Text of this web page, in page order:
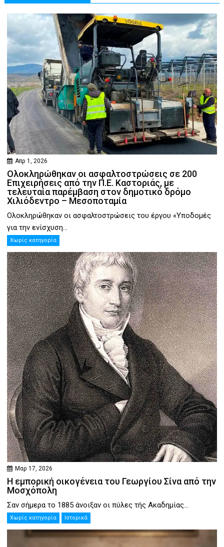
Απρ 1, 2026
Ολοκληρώθηκαν οι ασφαλτοστρώσεις σε 200
Επιχειρήσεις από την Π.Ε. Καστοριάς, με
τελευταία παρέμβαση στον δημοτικό δρόμο
Χιλιόδεντρο – Μεσοποταμία
Ολοκληρώθηκαν οι ασφαλτοστρώσεις του έργου «Υποδομές
για την ενίσχυση...
Χωρίς κατηγορία
Μαρ 17, 2026
Η εμπορική οικογένεια του Γεωργίου Σίνα από την
Μοσχόπολη
Σαν σήμερα το 1885 άνοιξαν οι πύλες τής Ακαδημίας...
Χωρίς κατηγορία Ιστορικά